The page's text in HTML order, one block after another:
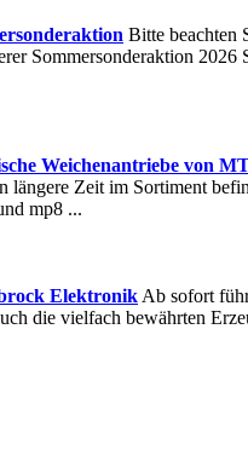
Bitte beachten
Sommersonderaktion 2026
Weichenantriebe von
längere Zeit im Sortiment
mp8 ...
Elektronik Ab sofort
die vielfach bewährten